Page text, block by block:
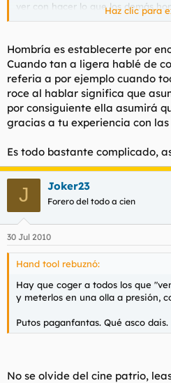
ver con hacer lo que los demás
me salga de los cojones pero con
Haz clic para
Hombría es establecerte por
Cuando tan a ligera hablé de
referia a por ejemplo cuando
roce al hablar significa que
por consiguiente ella asumirá
gracias a tu experiencia con las
Es todo bastante complicado,
J Joker23
Forero del todo a cien
30 Jul 2010
Hand tool rebuznó:
Hay que coger a todos los que
y meterlos en una olla a presión,
Putos paganfantas. Qué asco dais.
No se olvide del cine patrio,